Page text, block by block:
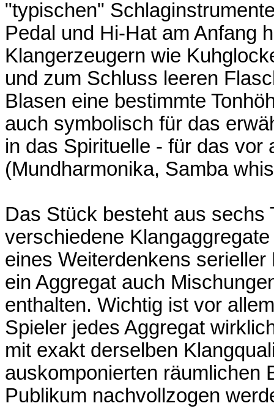
"typischen"
Pedal und Hi-Hat am Anfang
Klangerzeugern wie
und zum Schluss leeren
Blasen eine bestimmte
auch symbolisch für das
in das Spirituelle - für das vor
(Mundharmonika, Samba
Das Stück besteht aus sechs
verschiedene
eines Weiterdenkens
ein Aggregat auch
enthalten. Wichtig ist vor
Spieler jedes Aggregat
mit exakt derselben
auskomponierten räumlichen
Publikum nachvollzogen